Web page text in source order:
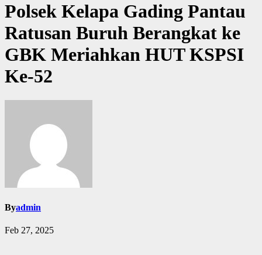
Polsek Kelapa Gading Pantau
Ratusan Buruh Berangkat ke
GBK Meriahkan HUT KSPSI
Ke-52
Byadmin
Feb 27, 2025